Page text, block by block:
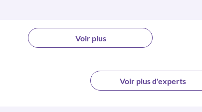
Voir plus
Voir plus d'experts